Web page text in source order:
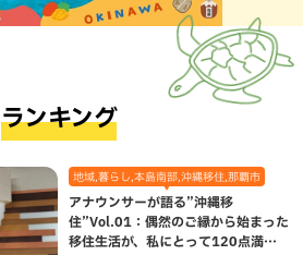
ランキング
地域,暮らし,本島南部,沖縄移住,那覇市
アナウンサーが語る”沖縄移
住”Vol.01：偶然のご縁から始まった
移住生活が、私にとって120点満点